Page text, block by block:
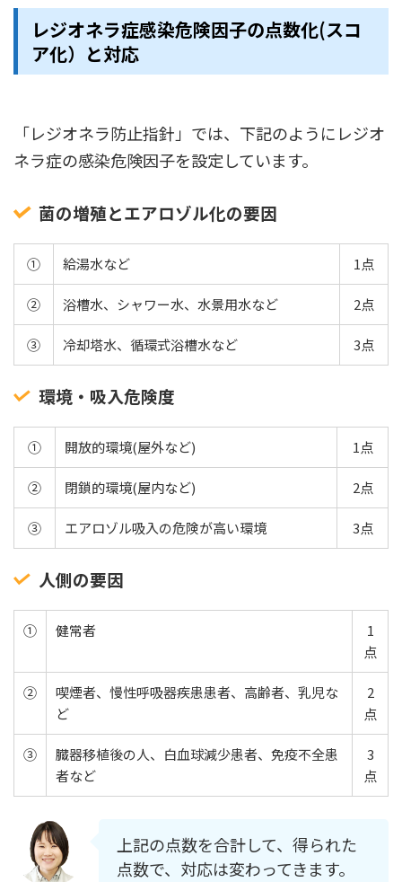
レジオネラ症感染危険因子の点数化(スコ
ア化）と対応
「レジオネラ防止指針」では、下記のようにレジオ
ネラ症の感染危険因子を設定しています。
菌の増殖とエアロゾル化の要因
① 給湯水など 1点
② 浴槽水、シャワー水、水景用水など 2点
③ 冷却塔水、循環式浴槽水など 3点
環境・吸入危険度
① 開放的環境(屋外など) 1点
② 閉鎖的環境(屋内など) 2点
③ エアロゾル吸入の危険が高い環境 3点
人側の要因
① 健常者
1
点
②
喫煙者、慢性呼吸器疾患患者、高齢者、乳児な
ど
2
点
③
臓器移植後の人、白血球減少患者、免疫不全患
者など
3
点
上記の点数を合計して、得られた
点数で、対応は変わってきます。